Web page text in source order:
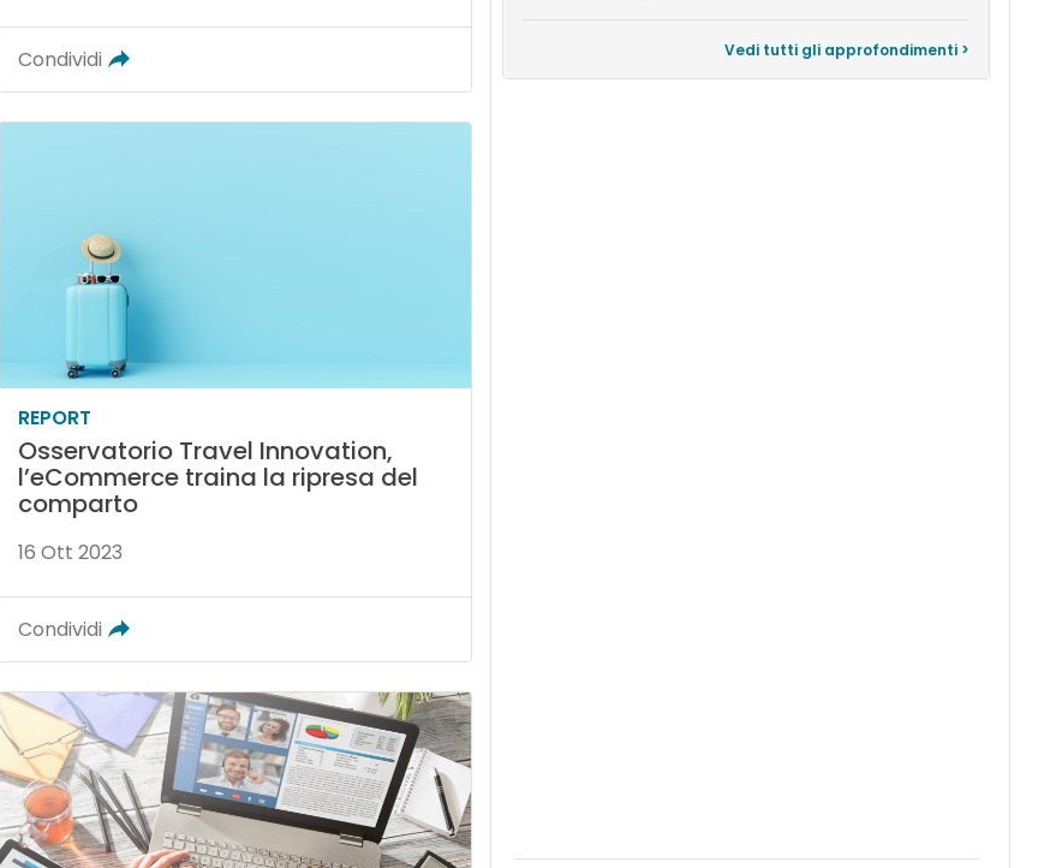
Condividi
REPORT
Osservatorio Travel Innovation,
l’eCommerce traina la ripresa del
comparto
16 Ott 2023
Condividi
Vedi tutti gli approfondimenti >